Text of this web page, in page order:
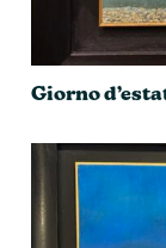
Giorno